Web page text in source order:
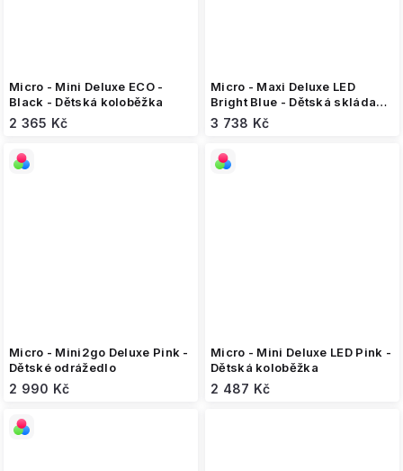
Micro - Mini Deluxe ECO -
Black - Dětská koloběžka
2 365 Kč
Micro - Maxi Deluxe LED
Bright Blue - Dětská skládací
koloběžka
3 738 Kč
Micro - Mini2go Deluxe Pink -
Dětské odrážedlo
2 990 Kč
Micro - Mini Deluxe LED Pink -
Dětská koloběžka
2 487 Kč